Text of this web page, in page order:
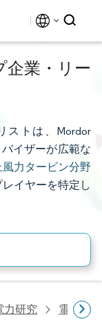
企業・リー
ストは、Mordor
イザーが広範な
風力タービン分野
イヤーを特定し
力研究 電力設